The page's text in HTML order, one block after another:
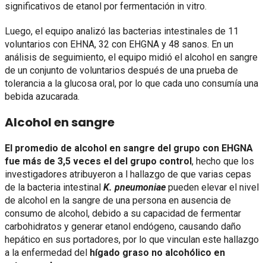
significativos de etanol por fermentación in vitro.
Luego, el equipo analizó las bacterias intestinales de 11
voluntarios con EHNA, 32 con EHGNA y 48 sanos. En un
análisis de seguimiento, el equipo midió el alcohol en sangre
de un conjunto de voluntarios después de una prueba de
tolerancia a la glucosa oral, por lo que cada uno consumía una
bebida azucarada.
Alcohol en sangre
El promedio de alcohol en sangre del grupo con EHGNA
fue más de 3,5 veces el del grupo control , hecho que los
investigadores atribuyeron a l hallazgo de que varias cepas
de la bacteria intestinal K. pneumoniae pueden elevar el nivel
de alcohol en la sangre de una persona en ausencia de
consumo de alcohol, debido a su capacidad de fermentar
carbohidratos y generar etanol endógeno, causando daño
hepático en sus portadores, por lo que vinculan este hallazgo
a la enfermedad del hígado graso no alcohólico en